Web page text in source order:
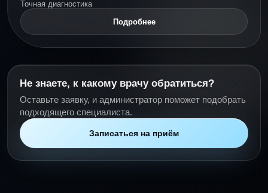
Точная диагностика
Подробнее
Не знаете, к какому врачу обратиться?
Оставьте заявку, и администратор поможет подобрать
подходящего специалиста.
Записаться на приём